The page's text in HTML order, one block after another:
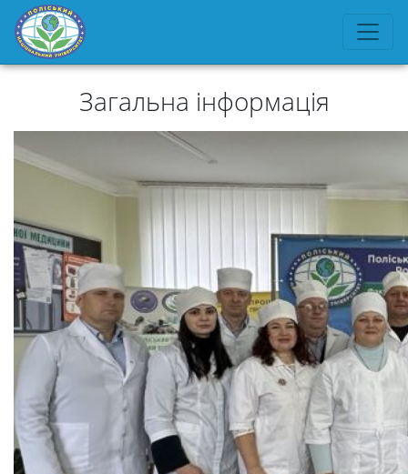
Загальна інформація